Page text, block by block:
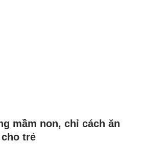
mầm non, chỉ cách ăn
trẻ